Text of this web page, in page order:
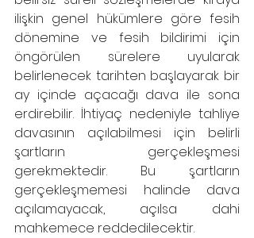
ilişkin genel hükümlere göre fesih
dönemine ve fesih bildirimi için
öngörülen sürelere uyularak
belirlenecek tarihten başlayarak bir
ay içinde açacağı dava ile sona
erdirebilir. İhtiyaç nedeniyle tahliye
davasının açılabilmesi için belirli
şartların gerçekleşmesi
gerekmektedir. Bu şartların
gerçekleşmemesi halinde dava
açılamayacak, açılsa dahi
mahkemece reddedilecektir.